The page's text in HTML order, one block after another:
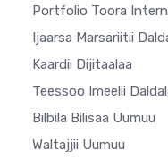
Portfolio Toora
Ijaarsa Marsariitii
Kaardii Dijitaalaa
Teessoo Imeelii
Bilbila Bilisaa Uumuu
Waltajjii Uumuu